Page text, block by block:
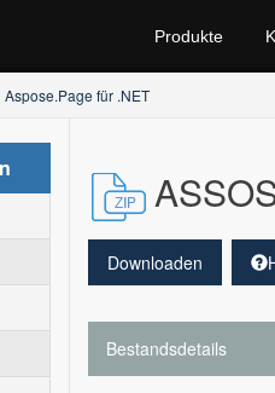
Produkte
Aspose.Page für .NET
Downloaden
Bestandsdetails